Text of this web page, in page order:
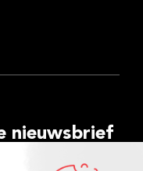
nieuwsbrief